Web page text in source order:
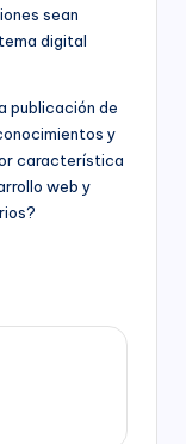
sean
digital
publicación de
y
característica
web y